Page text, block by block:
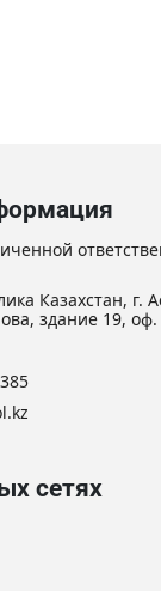
Казахстан, г.
здание 19, оф.
сетях